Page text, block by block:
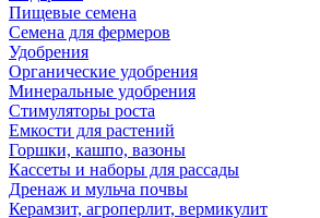
Пищевые семена
Семена для фермеров
Удобрения
Органические удобрения
Минеральные удобрения
Стимуляторы роста
Емкости для растений
Горшки, кашпо, вазоны
Кассеты и наборы для рассады
Дренаж и мульча почвы
Керамзит, агроперлит, вермикулит